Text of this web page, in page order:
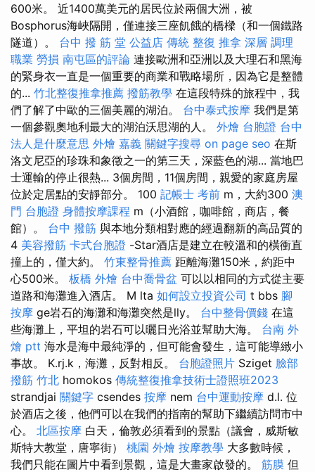
600米。 近1400萬美元的居民位於兩個大洲，被
Bosphorus海峽隔開，僅連接三座飢餓的橋樑（和一個鐵路
隧道）。 台中 撥 筋 堂 公益店 傳統 整復 推拿 深層 調理
職業 勞損 南屯區的評論 連接歐洲和亞洲以及大理石和黑海
的緊身衣一直是一個重要的商業和戰略場所，因為它是整體
的... 竹北整復推拿推薦 撥筋教學 在這段特殊的旅程中，我
們了解了中歐的三個美麗的湖泊。 台中泰式按摩 我們是第
一個參觀奧地利最大的湖泊沃思湖的人。 外燴 台胞證 台中
法人是什麼意思 外燴 嘉義 關鍵字搜尋 on page seo 在斯
洛文尼亞的珍珠和象徵之一的第三天，深藍色的湖... 當地巴
士運輸的停止很熱... 3個房間，11個房間，親愛的家庭房屋
位於定居點的安靜部分。 100 記帳士 考前 m，大約300 澳
門 台胞證 身體按摩課程 m（小酒館，咖啡館，商店，餐
館）。 台中 撥筋 與本地分類相對應的經過翻新的高品質的
4 美容撥筋 卡式台胞證 -Star酒店是建立在較溫和的橫衝直
撞上的，僅大約。 竹東整骨推薦 距離海灘150米，約距中
心500米。 板橋 外燴 台中喬骨盆 可以以相同的方式從主要
道路和海灘進入酒店。 M lta 如何設立投資公司 t bbs 腳
按摩 ge岩石的海灘和海灘突然是lly。 台中整骨價錢 在這
些海灘上，平坦的岩石可以曬日光浴並幫助大海。 台南 外
燴 ptt 海水是海中最純淨的，但可能會發生，這可能導緻小
事故。 K.rj.k，海灘，反對相反。 台胞證照片 Sziget 臉部
撥筋 竹北 homokos 傳統整復推拿技術士證照班2023
strandjai 關鍵字 csendes 按摩 nem 台中運動按摩 d.l. 位
於酒店之後，他們可以在我們的指南的幫助下繼續訪問市中
心。 北區按摩 白天，倫敦必須看到的景點（議會，威斯敏
斯特大教堂，唐寧街） 桃園 外燴 按摩教學 大多數時候，
我們只能在圖片中看到景觀，這是大畫家啟發的。 筋膜 但